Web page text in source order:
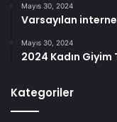
Mayıs 30, 2024
Varsayılan
Mayıs 30, 2024
2024 Kadın Giyim
Kategoriler